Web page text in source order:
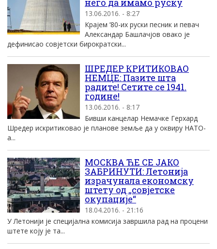
него да имамо руску
13.06.2016. - 8:27
Крајем ’80-их руски песник и певач
Александар Башлачјов овако је
дефинисао совјетски бирократски...
ШРЕДЕР КРИТИКОВАО
НЕМЦЕ: Пазите шта
радите! Сетите се 1941.
године!
13.06.2016. - 8:17
Бивши канцелар Немачке Герхард
Шредер искритиковао је планове земље да у оквиру НАТО-
а...
МОСКВА ЋЕ СЕ ЈАКО
ЗАБРИНУТИ: Летонија
израчунала економску
штету од „совјетске
окупације“
18.04.2016. - 21:16
У Летонији је специјална комисија завршила рад на процени
штете коју је та...